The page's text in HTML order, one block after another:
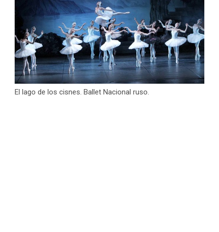
El lago de los cisnes. Ballet Nacional ruso.